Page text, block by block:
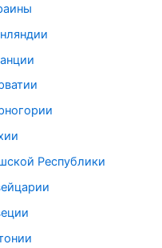
Республики